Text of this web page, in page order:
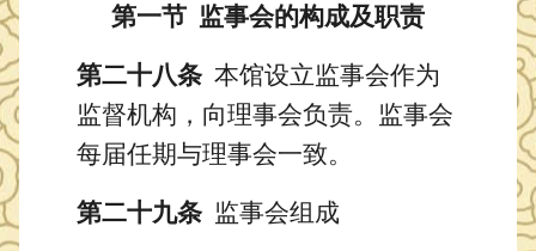
第一节 监事会的构成及职责
第二十八条 本馆设立监事会作为
监督机构，向理事会负责。监事会
每届任期与理事会一致。
第二十九条 监事会组成